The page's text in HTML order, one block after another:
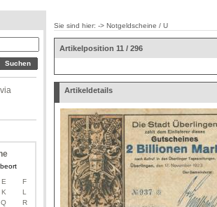
E
F
K
L
Q
R
Sie sind hier: -> Notgeldscheine / U
Artikelposition 11 / 296
Artikeldetails